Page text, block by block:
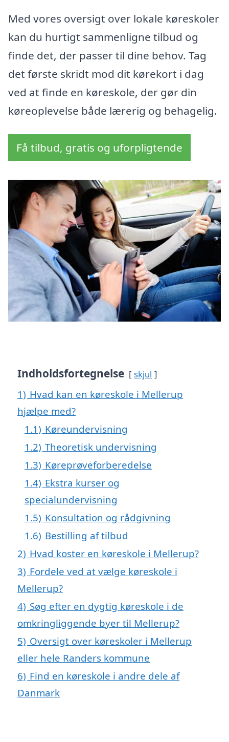
Med vores oversigt over lokale køreskoler
kan du hurtigt sammenligne tilbud og
finde det, der passer til dine behov. Tag
det første skridt mod dit kørekort i dag
ved at finde en køreskole, der gør din
køreoplevelse både lærerig og behagelig.
Få tilbud, gratis og uforpligtende
Indholdsfortegnelse skjul
1) Hvad kan en køreskole i Mellerup
hjælpe med?
1.1) Køreundervisning
1.2) Theoretisk undervisning
1.3) Køreprøveforberedelse
1.4) Ekstra kurser og
specialundervisning
1.5) Konsultation og rådgivning
1.6) Bestilling af tilbud
2) Hvad koster en køreskole i Mellerup?
3) Fordele ved at vælge køreskole i
Mellerup?
4) Søg efter en dygtig køreskole i de
omkringliggende byer til Mellerup?
5) Oversigt over køreskoler i Mellerup
eller hele Randers kommune
6) Find en køreskole i andre dele af
Danmark